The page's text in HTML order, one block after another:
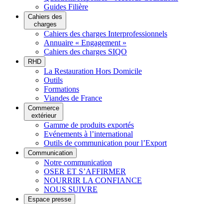
Guides Filière
Cahiers des
charges
Cahiers des charges Interprofessionnels
Annuaire « Engagement »
Cahiers des charges SIQO
RHD
La Restauration Hors Domicile
Outils
Formations
Viandes de France
Commerce
extérieur
Gamme de produits exportés
Evénements à l’international
Outils de communication pour l’Export
Communication
Notre communication
OSER ET S’AFFIRMER
NOURRIR LA CONFIANCE
NOUS SUIVRE
Espace presse